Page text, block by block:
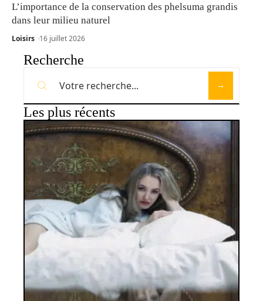
L’importance de la conservation des phelsuma grandis
dans leur milieu naturel
Loisirs 16 juillet 2026
Recherche
Les plus récents